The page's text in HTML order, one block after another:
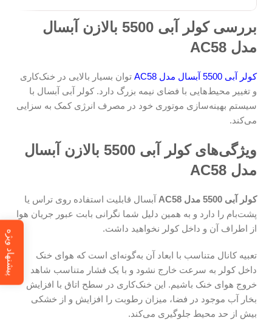
بررسی کولر آبی 5500 بالازن آبسال
مدل AC58
کولر آبی 5500 آبسال مدل AC58
توان بسیار بالایی در خنک‌کاری
و تغییر محیط‌هایی با فضای نیمه بزرگ دارد. کولر آبی آبسال با
سیستم بهینه‌سازی موتوری خود در مصرف انرژی کمک به سزایی
می‌کند.
ویژگی‌های کولر آبی 5500 بالازن آبسال
مدل AC58
کولر آبی 5500 مدل AC58
آبسال قابلیت استفاده روی تراس یا
پشت‌بام را دارد و به همین دلیل شما نگرانی بابت عبور جریان هوا
از اطراف آن و داخل کولر نخواهید داشت.
تعبیه کانال متناسب با ابعاد آن به‌گونه‌ای است که هوای خنک
داخل کولر به سرعت خارج نشود و با یک فشار متناسب شاهد
خروج هوای خنک باشیم. این خنک‌کاری در سطح اتاق با افزایش
بخار آب موجود در فضا، میزان رطوبت را افزایش و از خشکی
بیش از حد محیط جلوگیری می‌کند.
پیشنهاد ویژه